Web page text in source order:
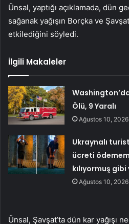
Ünsal, yaptığı açıklamada, dün
sağanak yağışın Borçka ve
etkilediğini söyledi.
İlgili Makaleler
Ölü, 9 Yaralı
Ağustos 10, 2026
Ukraynalı
ücreti
kılıyormuş gibi
Ağustos 10, 2026
Ünsal, Şavşat’ta dün kar yağışı